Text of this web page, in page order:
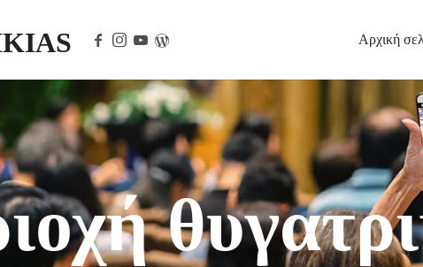
Γράψτε. Δημοσιεύστε. Χρηματοδοτήστε.
Αρχική